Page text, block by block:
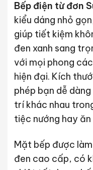
Bếp điện từ đơn
kiểu dáng nhỏ
giúp tiết kiệm
đen xanh sang
với mọi phong
hiện đại. Kích
phép bạn dễ
trí khác nhau
tiệc nướng hay
Mặt bếp được
đen cao cấp, có